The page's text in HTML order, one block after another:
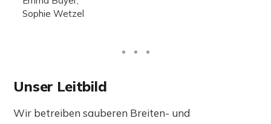
Sophie Wetzel
Unser Leitbild
Wir betreiben sauberen Breiten- und